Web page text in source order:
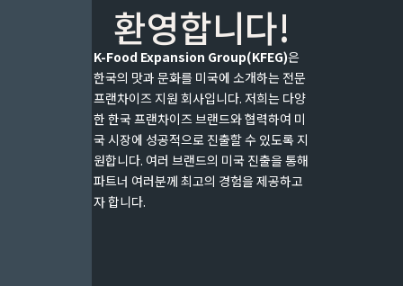
환영합니다!
K-Food Expansion Group(KFEG)은
한국의 맛과 문화를 미국에 소개하는 전문
프랜차이즈 지원 회사입니다. 저희는 다양
한 한국 프랜차이즈 브랜드와 협력하여 미
국 시장에 성공적으로 진출할 수 있도록 지
원합니다. 여러 브랜드의 미국 진출을 통해
파트너 여러분께 최고의 경험을 제공하고
자 합니다.